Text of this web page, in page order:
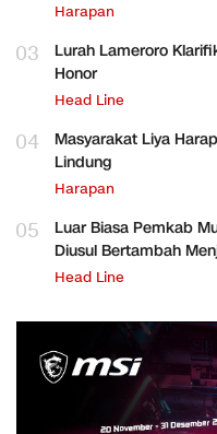
Harapan
03
Lurah Lameroro
Honor
Head Line
04
Masyarakat Liya
Lindung
Harapan
05
Luar Biasa Pemkab
Diusul Bertambah
Head Line